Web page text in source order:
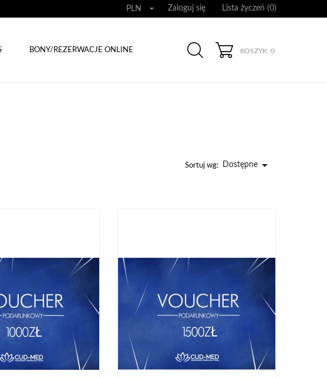
PLN  Zaloguj się Lista życzeń (0)
BONY/REZERWACJE ONLINE KOSZYK: 0
Sortuj wg: Dostępne 